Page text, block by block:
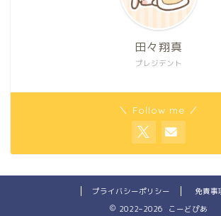
プレジデント
田々翔真
＼ Follow me ／
プライバシーポリシー
免責事
2022–2026 こーどぴあ